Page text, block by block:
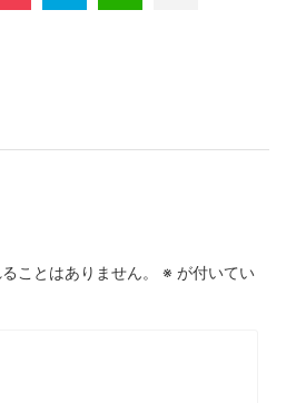
ことはありません。 ※ が付いてい